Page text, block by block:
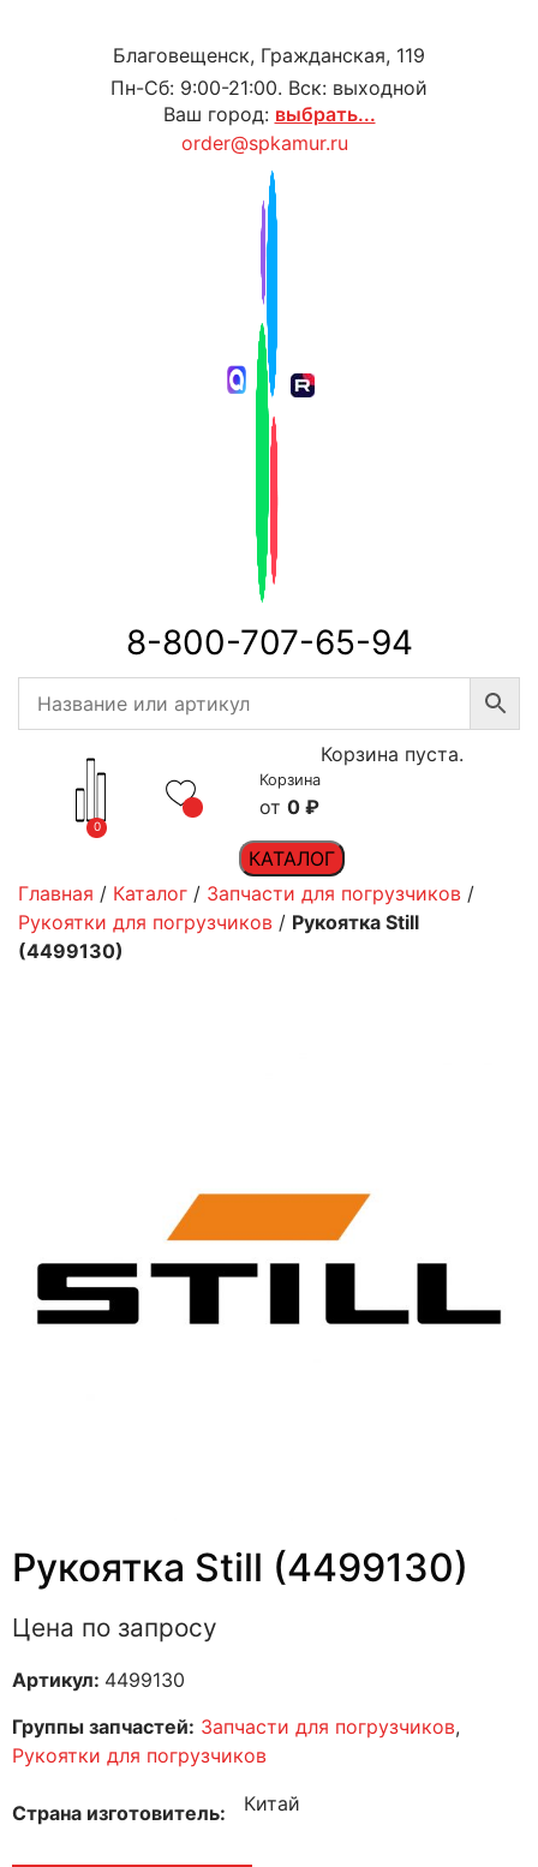
Благовещенск, Гражданская, 119
Пн-Сб: 9:00-21:00. Вск: выходной
Ваш город: выбрать...
order@spkamur.ru
8-800-707-65-94
0
Корзина
0 ₽
Корзина пуста.
КАТАЛОГ
Главная / Каталог / Запчасти для погрузчиков /
Рукоятки для погрузчиков / Рукоятка Still
(4499130)
Рукоятка Still (4499130)
Цена по запросу
Артикул: 4499130
Группы запчастей: Запчасти для погрузчиков,
Рукоятки для погрузчиков
Страна изготовитель Китай